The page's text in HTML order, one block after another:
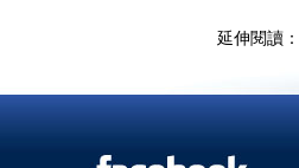
延伸閱讀：